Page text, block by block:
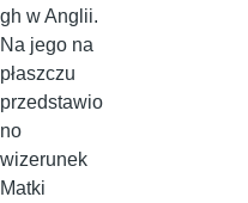
gh w Anglii.
Na jego na
płaszczu
przedstawio
no
wizerunek
Matki